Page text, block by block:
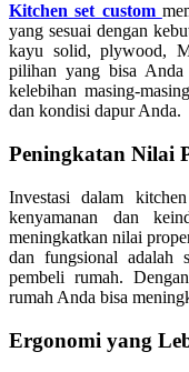
Kitchen set custom
yang sesuai dengan
kayu solid, plywood,
pilihan yang bisa Anda
kelebihan masing-
dan kondisi dapur Anda.
Peningkatan Nilai
Investasi dalam
kenyamanan dan
meningkatkan nilai
dan fungsional adalah
pembeli rumah.
rumah Anda bisa
Ergonomi yang